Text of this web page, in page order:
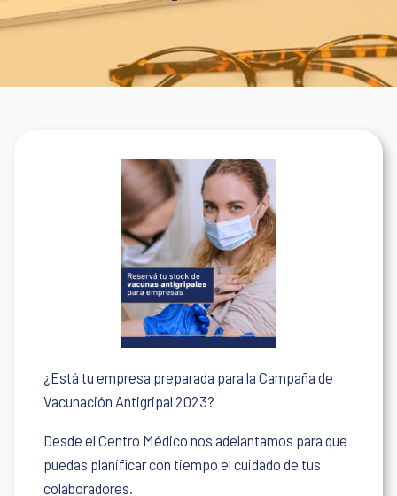
¿Está tu empresa preparada para la Campaña de
Vacunación Antigripal 2023?
Desde el Centro Médico nos adelantamos para que
puedas planificar con tiempo el cuidado de tus
colaboradores.